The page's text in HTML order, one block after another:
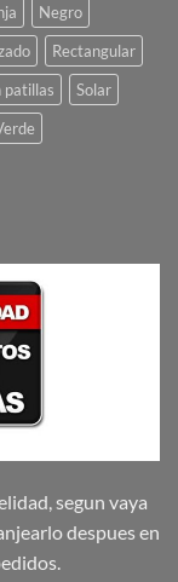
Negro
Rectangular
patillas
Solar
segun vaya
despues en